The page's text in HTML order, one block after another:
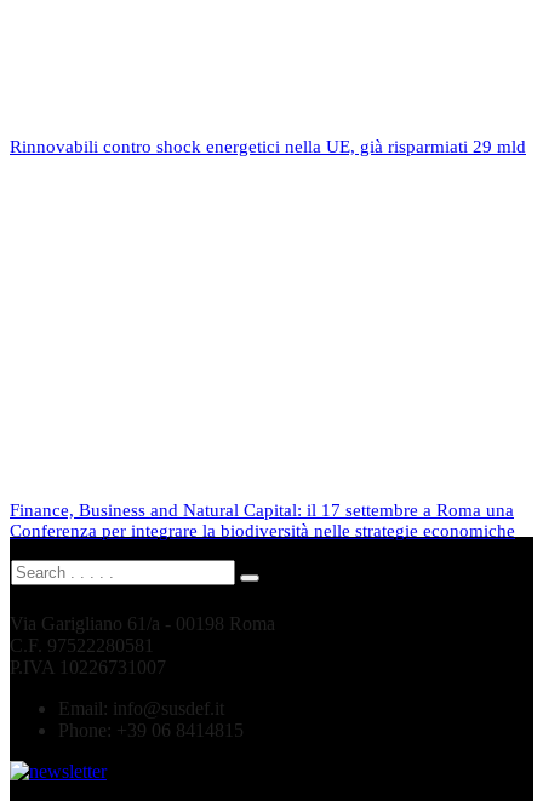
Rinnovabili contro shock energetici nella UE, già risparmiati 29 mld
Finance, Business and Natural Capital: il 17 settembre a Roma una
Conferenza per integrare la biodiversità nelle strategie economiche
Via Garigliano 61/a - 00198 Roma
C.F. 97522280581
P.IVA 10226731007
Email: info@susdef.it
Phone: +39 06 8414815